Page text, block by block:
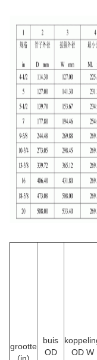
grootte
buis
OD
OD W